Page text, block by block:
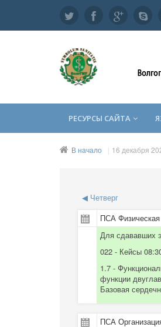
РЕСУРСЫ САЙТА
В начало 16 декабря
◀ Четверг
ПСА
Для сдававших
022 - Кейсы
1.7 -
функции
Базовая
ПСА